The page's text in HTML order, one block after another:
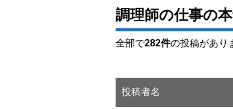
調理師の仕事の
全部で282件の投稿があり
投稿者名